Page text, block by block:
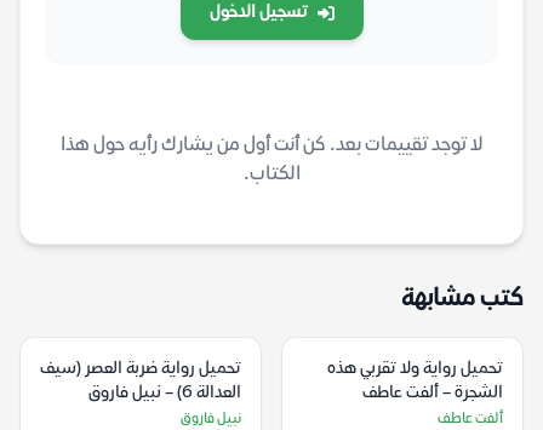
تسجيل الدخول
لا توجد تقييمات بعد. كن أنت أول من يشارك رأيه حول هذا
الكتاب.
كتب مشابهة
تحميل رواية ولا تقربي هذه
الشجرة – ألفت عاطف
ألفت عاطف
تحميل رواية ضربة العصر (سيف
العدالة 6) – نبيل فاروق
نبيل فاروق